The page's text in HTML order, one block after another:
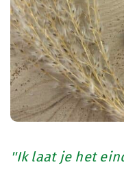
''Ik laat je het